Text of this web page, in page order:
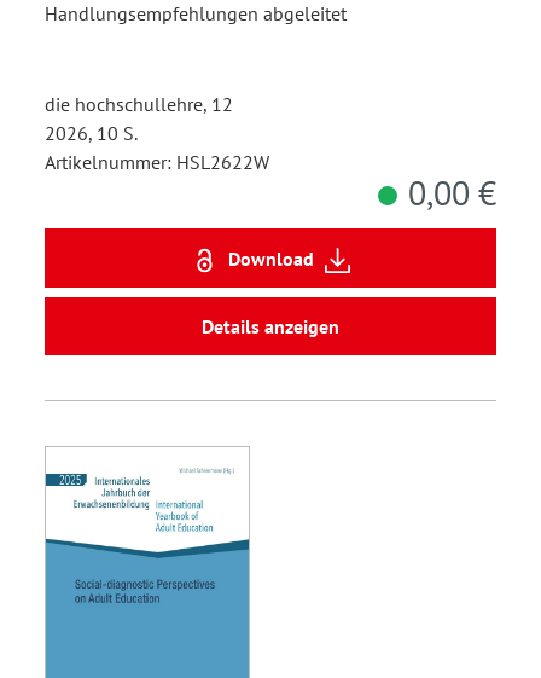
Handlungsempfehlungen abgeleitet
die hochschullehre, 12
2026, 10 S.
Artikelnummer: HSL2622W
0,00 €
Download
Details anzeigen